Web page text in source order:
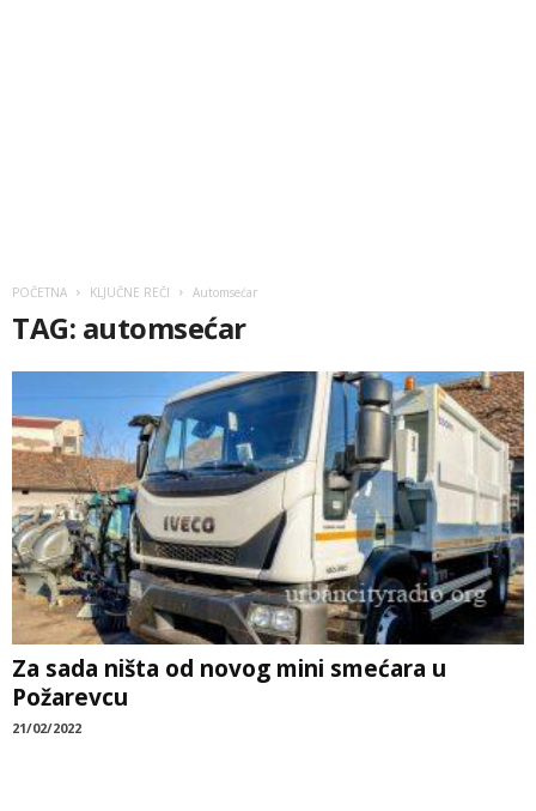
POČETNA KLJUČNE REČI Automsećar
TAG: automsećar
Za sada ništa od novog mini smećara u
Požarevcu
21/02/2022